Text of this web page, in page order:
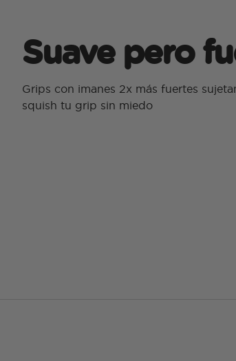
Suave pero
Grips con imanes 2x más fuertes
squish tu grip sin miedo